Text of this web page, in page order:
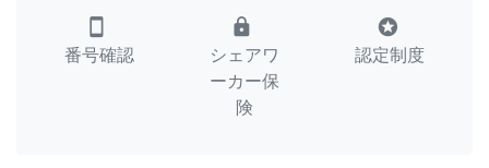
smartphone
番号確認
lock
シェアワ
ーカー保
険
stars
認定制度